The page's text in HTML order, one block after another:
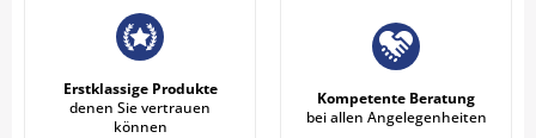
Erstklassige Produkte
denen Sie vertrauen
können
Kompetente Beratung
bei allen Angelegenheiten